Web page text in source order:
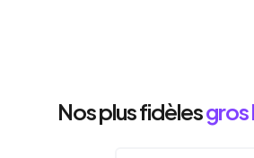
Nos plus fidèlesgros